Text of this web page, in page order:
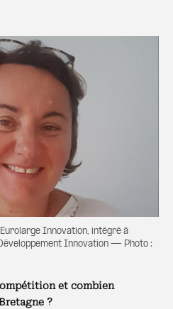
Innovation, intégré à
Innovation — Photo :
et combien
?